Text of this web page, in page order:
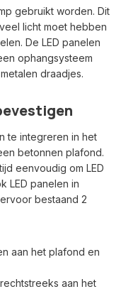
gebruikt worden. Dit
licht moet hebben
De LED panelen
ophangsysteem
draadjes.
te integreren in het
betonnen plafond.
eenvoudig om LED
LED panelen in
bestaand 2
aan het plafond en
aan het